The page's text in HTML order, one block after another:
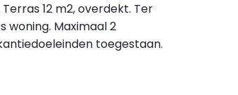
12 m2, overdekt. Ter
woning. Maximaal 2
toegestaan.